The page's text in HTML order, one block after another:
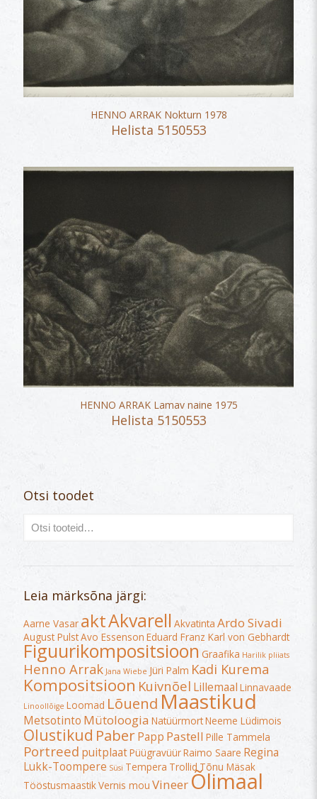
HENNO ARRAK Nokturn 1978
Helista 5150553
HENNO ARRAK Lamav naine 1975
Helista 5150553
Otsi toodet
Leia märksõna järgi:
Aarne Vasar aktAkvarell Akvatinta Ardo Sivadi
August PulstAvo Essenson Eduard Franz Karl von Gebhardt
Figuurikompositsioon Graafika Harilik pliiats
Henno Arrak Jana Wiebe Jüri Palm Kadi Kurema
Kompositsioon Kuivnõel Lillemaal Linnavaade
Linoollõige Loomad Lõuend Maastikud
Metsotinto Mütoloogia NatüürmortNeeme Lüdimois
Olustikud PaberPapp Pastell Pille Tammela
Portreed puitplaatPüügravüürRaimo Saare Regina
Lukk-Toompere Süsi Tempera Trollid Tõnu Mäsak
TööstusmaastikVernis mou Vineer Õlimaal